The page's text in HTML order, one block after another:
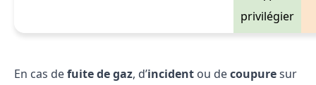
privilégier
En cas defuite de gaz, d’incident ou decoupuresur